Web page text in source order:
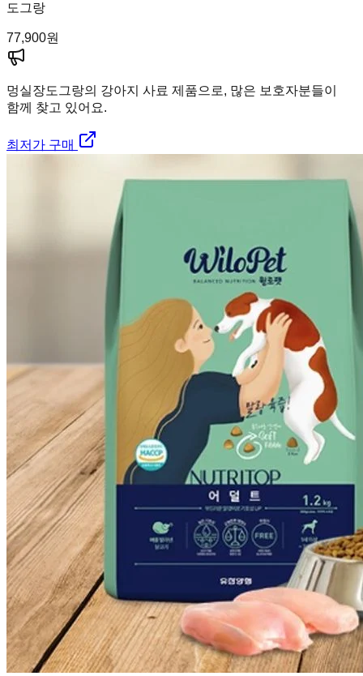
도그랑
77,900원
멍실장도그랑의 강아지 사료 제품으로, 많은 보호자분들이
함께 찾고 있어요.
최저가 구매